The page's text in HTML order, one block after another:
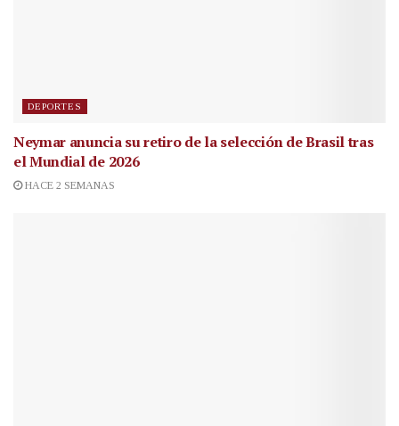
DEPORTES
Neymar anuncia su retiro de la selección de Brasil tras
el Mundial de 2026
HACE 2 SEMANAS